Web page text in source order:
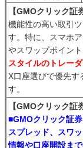
【GMOクリック証
機能性の高い取引
す。特に、スマホ
やスワップポイン
スタイルのトレー
X口座選びで優先す
す。
【GMOクリック証
■GMOクリック証
スプレッド、スワ
情報や口座開設ま